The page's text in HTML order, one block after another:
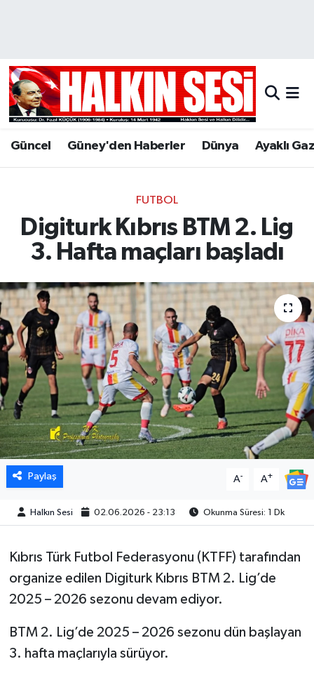
Güncel Güney'den Haberler Dünya Ayaklı
FUTBOL
Digiturk Kıbrıs BTM 2. Lig
3. Hafta maçları başladı
Paylaş A- A+
Halkın Sesi 02.06.2026 - 23:13 Okunma Süresi: 1 Dk
Kıbrıs Türk Futbol Federasyonu (KTFF) tarafından
organize edilen Digiturk Kıbrıs BTM 2. Lig’de
2025 – 2026 sezonu devam ediyor.
BTM 2. Lig’de 2025 – 2026 sezonu dün başlayan
3. hafta maçlarıyla sürüyor.
Hava Durumu
Trafik Durumu
Son Dakika Haberleri